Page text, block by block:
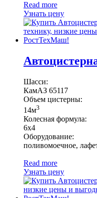
Read more
Узнать цену
Шасси:
КамАЗ 65117
Объем цистерны:
14м3
Колесная формула:
6х4
Оборудование:
поливомоечное,
Read more
Узнать цену